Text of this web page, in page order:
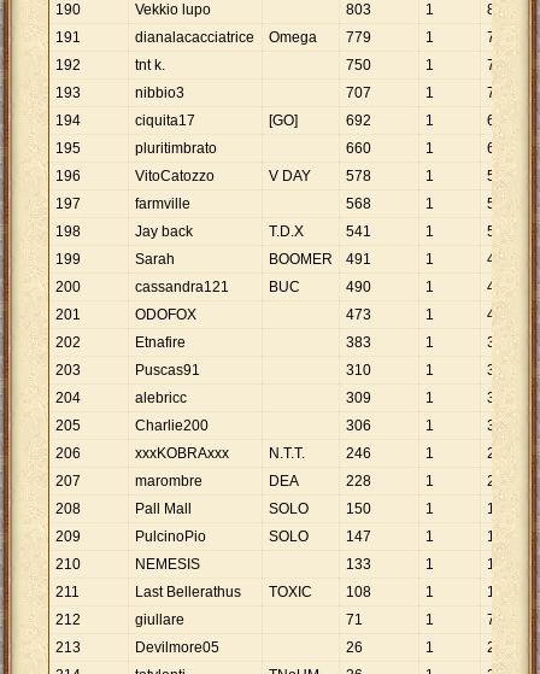
190
Vekkio lupo 803 1
803
191
dianalacacciatrice Omega 779 1
779
192
tnt k. 750 1
750
193
nibbio3 707 1
707
194
ciquita17 [GO] 692 1
692
195
pluritimbrato 660 1
660
196
VitoCatozzo V DAY 578 1
578
197
farmville 568 1
568
198
Jay back T.D.X 541 1
541
199
Sarah BOOMER 491 1
491
200
cassandra121 BUC 490 1
490
201
ODOFOX 473 1
473
202
Etnafire 383 1
383
203
Puscas91 310 1
310
204
alebricc 309 1
309
205
Charlie200 306 1
306
206
xxxKOBRAxxx N.T.T. 246 1
246
207
marombre DEA 228 1
228
208
Pall Mall SOLO 150 1
150
209
PulcinoPio SOLO 147 1
147
210
NEMESIS 133 1
133
211
Last Bellerathus TOXIC 108 1
108
212
giullare 71 1
71
213
Devilmore05 26 1
26